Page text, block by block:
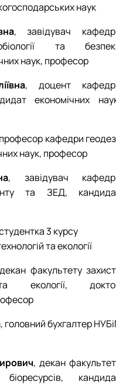
наук
, завідувач
та
наук, професор
, доцент
економічних
кафедри
наук, професор
, завідувач
та ЗЕД,
3 курсу
та екології
факультету
екології,
, головний бухгалтер
, декан